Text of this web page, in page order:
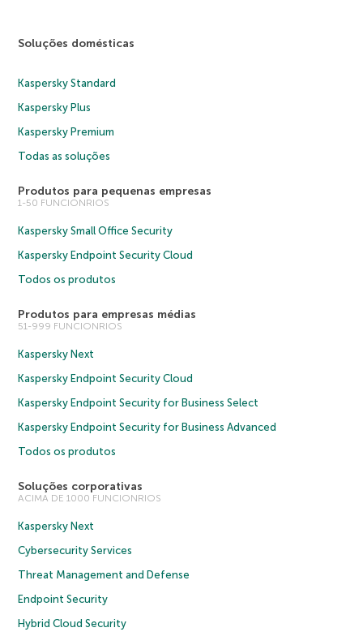
Soluções domésticas
Kaspersky Standard
Kaspersky Plus
Kaspersky Premium
Todas as soluções
Produtos para pequenas empresas
1-50 FUNCIONRIOS
Kaspersky Small Office Security
Kaspersky Endpoint Security Cloud
Todos os produtos
Produtos para empresas médias
51-999 FUNCIONRIOS
Kaspersky Next
Kaspersky Endpoint Security Cloud
Kaspersky Endpoint Security for Business Select
Kaspersky Endpoint Security for Business Advanced
Todos os produtos
Soluções corporativas
ACIMA DE 1000 FUNCIONRIOS
Kaspersky Next
Cybersecurity Services
Threat Management and Defense
Endpoint Security
Hybrid Cloud Security